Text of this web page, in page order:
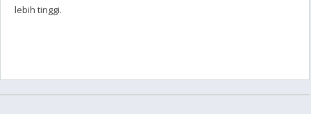
lebih tinggi.